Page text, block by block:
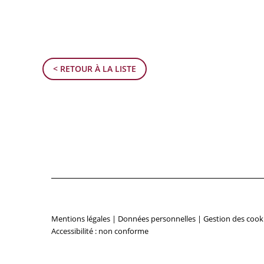
< RETOUR À LA LISTE
Mentions légales | Données personnelles | Gestion des
Accessibilité : non conforme